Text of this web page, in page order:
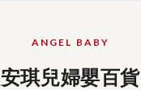
ANGEL BABY
安琪兒婦嬰百貨